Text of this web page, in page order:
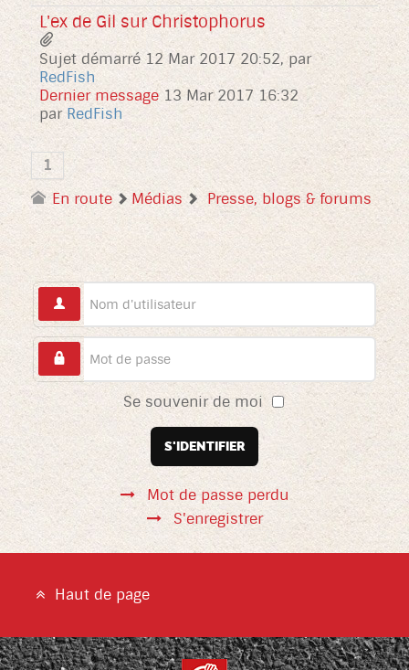
L'ex de Gil sur Christophorus
Sujet démarré 12 Mar 2017 20:52, par
RedFish
Dernier message13 Mar 2017 16:32
par RedFish
1
En route
Médias Presse, blogs & forums
Se souvenir de moi
S'IDENTIFIER
Mot de passe perdu
S'enregistrer
Haut de page